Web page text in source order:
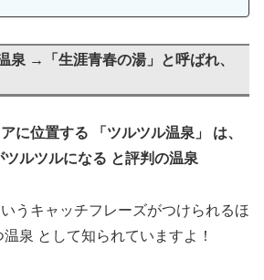
泉 →「生涯青春の湯」と呼ばれ、
に位置する 「ツルツル温泉」 は、
ルツルになる と評判の温泉
うキャッチフレーズがつけられるほ
泉 として知られていますよ！